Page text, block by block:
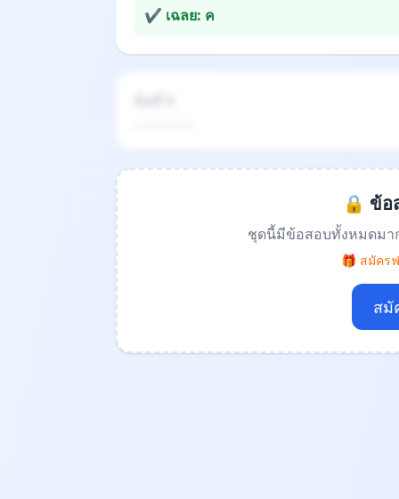
✔ เฉลย: ค
🔒 ข้อ
ชุดนี้มีข้อสอบทั้งหมดมา
🎁 สมัคร
สมั